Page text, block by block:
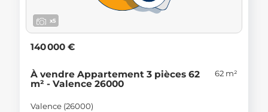
x5
140 000 €
À vendre Appartement 3 pièces 62
m² - Valence 26000
62 m²
Valence (26000)